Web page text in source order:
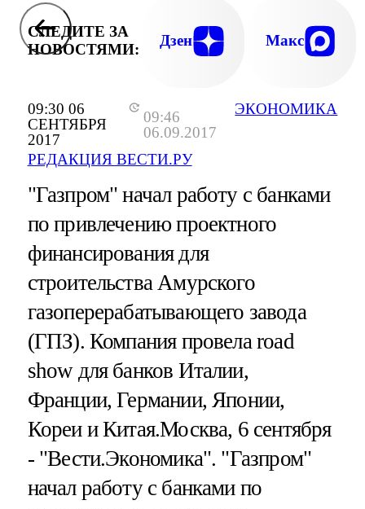
09:30 06
СЕНТЯБРЯ
2017
09:46
06.09.2017
РЕДАКЦИЯ ВЕСТИ.РУ
ЭКОНОМИКА
СЛЕДИТЕ ЗА
НОВОСТЯМИ:
Дзен Макс
"Газпром" начал работу с банками
по привлечению проектного
финансирования для
строительства Амурского
газоперерабатывающего завода
(ГПЗ). Компания провела road
show для банков Италии,
Франции, Германии, Японии,
Кореи и Китая.Москва, 6 сентября
- "Вести.Экономика". "Газпром"
начал работу с банками по